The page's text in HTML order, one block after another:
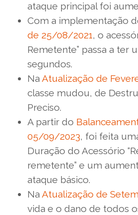
ataque principal foi
Com a implementação
de 25/08/2021, o
Remetente” passa a ter
segundos.
Na Atualização de
classe mudou, de
Preciso.
A partir do
05/09/2023, foi feita
Duração do Acessório
remetente” e um
ataque básico.
Na Atualização de
vida e o dano de todos